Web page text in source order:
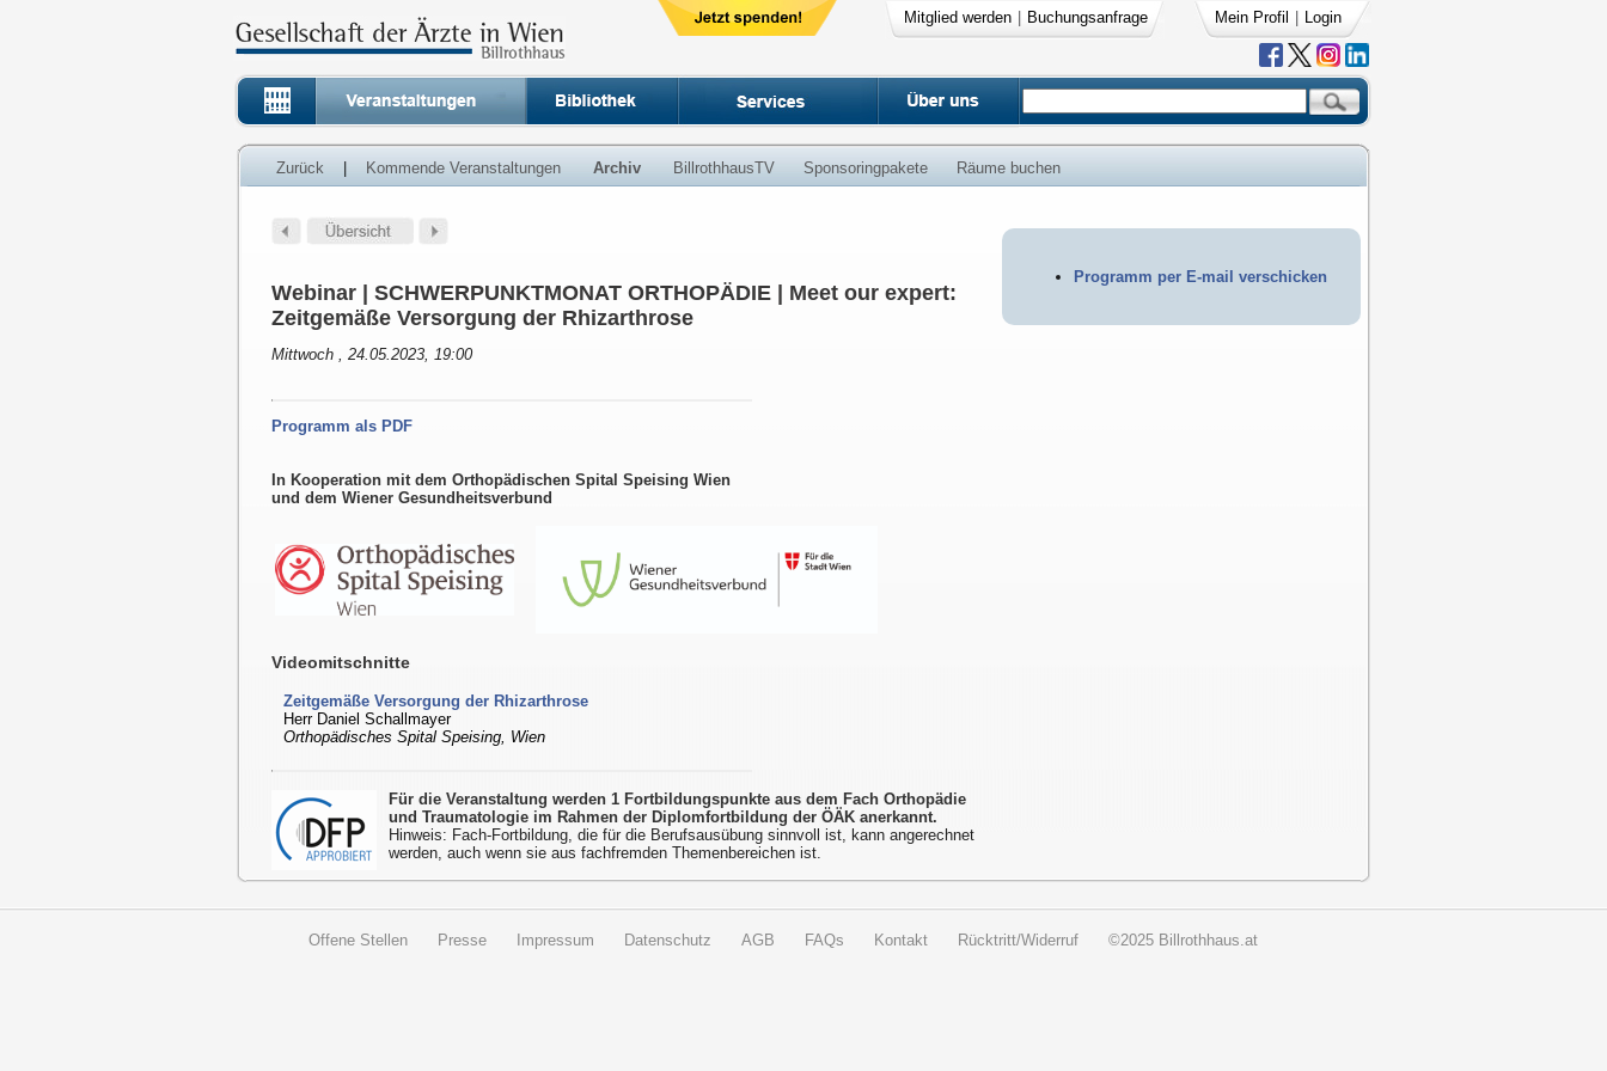
Mitglied werden Buchungsanfrage Mein Profil Login
Zurück Kommende Veranstaltungen Archiv BillrothhausTV Sponsoringpakete Räume buchen
Programm per E-mail verschicken
Webinar | SCHWERPUNKTMONAT ORTHOPÄDIE | Meet our expert:
Zeitgemäße Versorgung der Rhizarthrose
Mittwoch , 24.05.2023, 19:00
Programm als PDF
In Kooperation mit dem Orthopädischen Spital Speising Wien
und dem Wiener Gesundheitsverbund
Videomitschnitte
Zeitgemäße Versorgung der Rhizarthrose
Herr Daniel Schallmayer
Orthopädisches Spital Speising, Wien
Für die Veranstaltung werden 1 Fortbildungspunkte aus dem Fach Orthopädie
und Traumatologie im Rahmen der Diplomfortbildung der ÖÄK anerkannt.
Hinweis: Fach-Fortbildung, die für die Berufsausübung sinnvoll ist, kann angerechnet
werden, auch wenn sie aus fachfremden Themenbereichen ist.
Offene Stellen Presse Impressum Datenschutz AGB FAQs Kontakt Rücktritt/Widerruf ©2025 Billrothhaus.at